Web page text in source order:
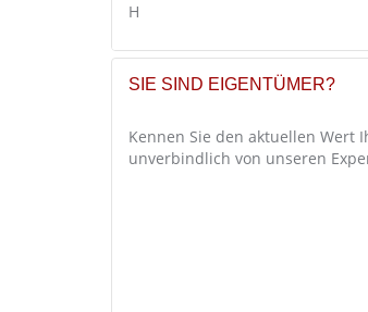
H
SIE SIND EIGENTÜMER?
Kennen Sie den aktuellen Wert
unverbindlich von unseren